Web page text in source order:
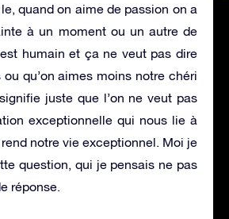
quand on aime de passion on a
à un moment ou un autre de
humain et ça ne veut pas dire
ou qu’on aimes moins notre chéri
juste que l’on ne veut pas
exceptionnelle qui nous lie à
notre vie exceptionnel. Moi je
question, qui je pensais ne pas
réponse.